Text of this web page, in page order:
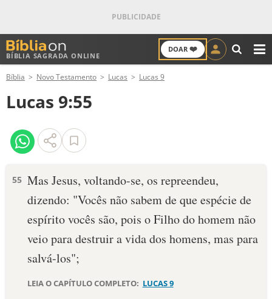
BÍBLIA SAGRADA ONLINE
DOAR ❤️
ANTIGO TESTAMENTO
NOVO TESTAMENTO
VERSÍCULOS
PALAVRA DO DIA
SALMO DO DIA
DEVOCIONAL DIÁRIO
Bíblia Novo Testamento Lucas Lucas 9
Lucas 9:55
55 Mas Jesus, voltando-se, os repreendeu,
dizendo: "Vocês não sabem de que espécie de
espírito vocês são, pois o Filho do homem não
veio para destruir a vida dos homens, mas para
salvá-los";
LEIA O CAPÍTULO COMPLETO: LUCAS 9